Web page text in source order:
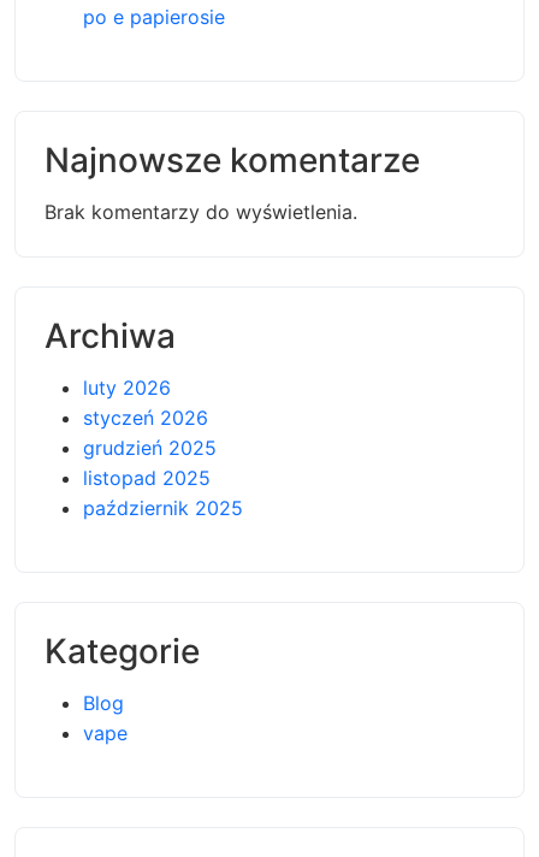
po e papierosie
Najnowsze komentarze
Brak komentarzy do wyświetlenia.
Archiwa
luty 2026
styczeń 2026
grudzień 2025
listopad 2025
październik 2025
Kategorie
Blog
vape